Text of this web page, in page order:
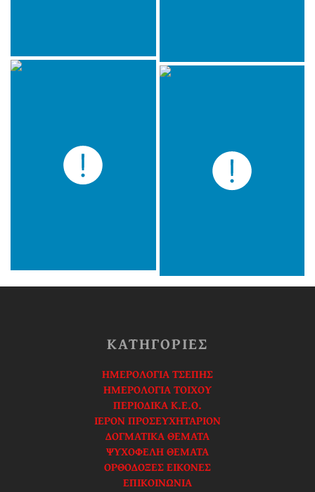
ΚΑΤΗΓΟΡΙΕΣ
ΗΜΕΡΟΛΟΓΙΑ ΤΣΕΠΗΣ
ΗΜΕΡΟΛΟΓΙΑ ΤΟΙΧΟΥ
ΠΕΡΙΟΔΙΚΑ Κ.Ε.Ο.
ΙΕΡΟΝ ΠΡΟΣΕΥΧΗΤΑΡΙΟΝ
ΔΟΓΜΑΤΙΚΑ ΘΕΜΑΤΑ
ΨΥΧΟΦΕΛΗ ΘΕΜΑΤΑ
ΟΡΘΟΔΟΞΕΣ ΕΙΚΟΝΕΣ
ΕΠΙΚΟΙΝΩΝΙΑ